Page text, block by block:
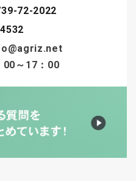
72-2022
00～17：00